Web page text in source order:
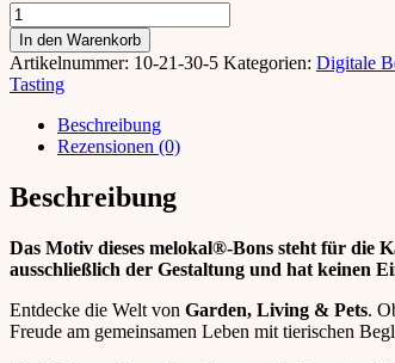
Download-
Bon
"Garden,
Living
&
Pets"
Menge
In den Warenkorb
Artikelnummer: 10-21-30-5 Kategorien: Digitale
Tasting
Beschreibung
Rezensionen (0)
Beschreibung
Das Motiv dieses melokal®-Bons steht für die
ausschließlich der Gestaltung und hat keinen
Entdecke die Welt von Garden, Living & Pets.
Freude am gemeinsamen Leben mit tierischen